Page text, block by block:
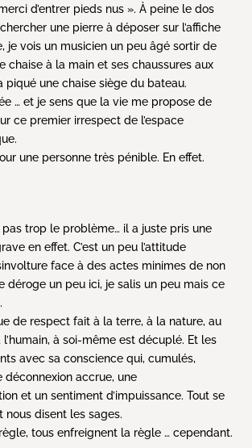
d’entrer pieds nus ». À peine le dos
une pierre à déposer sur l’affiche
je vois un musicien un peu âgé sortir de
chaise à la main et ses chaussures aux
piqué une chaise siège du bateau.
… et je sens que la vie me propose de
ce premier irrespect de l’espace
une personne très pénible. En effet.
trop le problème… il a juste pris une
en effet. C’est un peu l’attitude
face à des actes minimes de non
déroge un peu ici, je salis un peu mais ce
de respect fait à la terre, à la nature, au
à soi-même est décuplé. Et les
avec sa conscience qui, cumulés,
déconnexion accrue, une
et un sentiment d’impuissance. Tout se
nous disent les sages.
tous enfreignent la règle … cependant.